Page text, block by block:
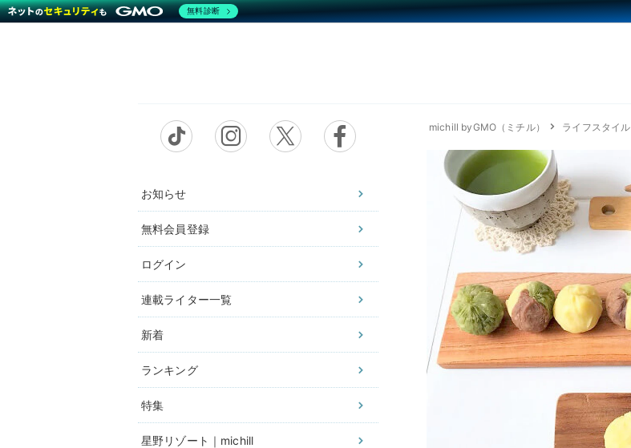
お知らせ
無料会員登録
ログイン
連載ライター一覧
新着
ランキング
特集
星野リゾート｜michill
michill byGMO（ミチル） ライフスタイル
無料診断